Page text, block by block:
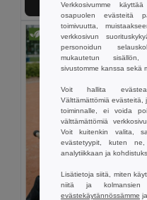
Lisää Ostokoriin
Verkkosivumme
osapuolen evästeitä
toimivuutta,
verkkosivun
personoidun
mukautetun sisällön,
sivustomme kanssa sekä
Voit hallita
Välttämättömiä evästeitä,
toiminnalle, ei voida
välttämättömiä
Voit kuitenkin valita,
evästetyypit, kuten
analytiikkaan ja
Lisätietoja siitä, miten
niitä ja kolmansien
evästekäytännössämme ja